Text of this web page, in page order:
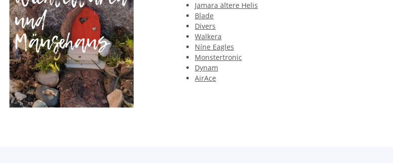
Jamara ältere Helis
Blade
Divers
Walkera
Níne Eagles
Monstertronic
Dynam
AirAce